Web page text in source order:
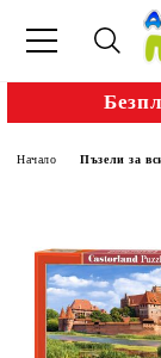
Начало Пъзели за